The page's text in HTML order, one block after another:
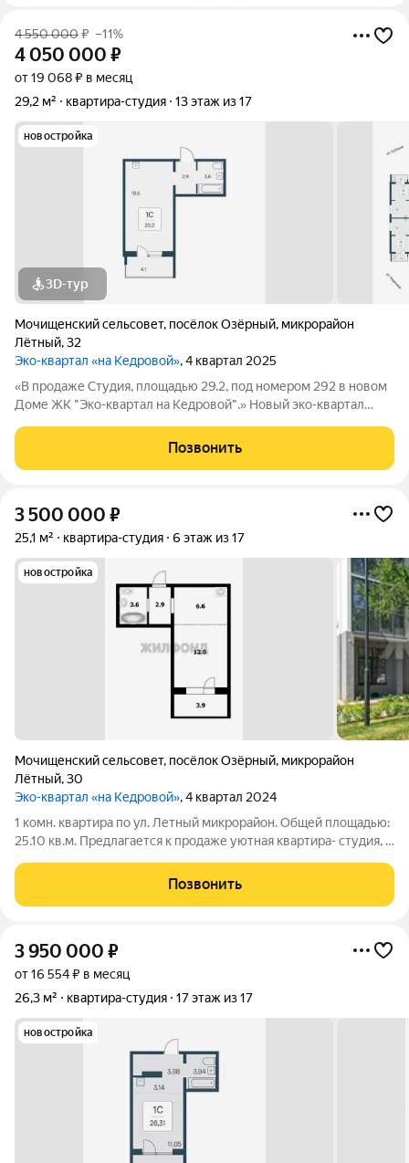
4 550 000₽ –11%
4 050 000 ₽
от 19 068 ₽ в месяц
29,2 м²
квартира-студия 13 этаж из 17
новостройка
3D-тур
Мочищенский сельсовет, посёлок Озёрный, микрорайон
Лётный,32
Эко-квартал «на Кедровой», 4 квартал 2025
«В продаже Студия, площадью 29.2, под номером 292 в новом
Доме ЖК "Эко-квартал на Кедровой".» Новый эко-квартал
лесным массивом, всего в 12 минутах от пл. Калинина. Это
масштабный проект
Позвонить
3 500 000 ₽
25,1 м² квартира-студия 6 этаж из 17
новостройка
Мочищенский сельсовет, посёлок Озёрный, микрорайон
Лётный,30
Эко-квартал «на Кедровой», 4 квартал 2024
1 комн. квартира по ул. Летный микрорайон. Общей площадью:
25.10 кв.м. Предлагается к продаже уютная квартира- студия, в
поселке Озёрный, Новосибирского района. Преимущества
квартиры: Простор и
Позвонить
3 950 000 ₽
от 16 554 ₽ в месяц
26,3 м²
квартира-студия 17 этаж из 17
новостройка